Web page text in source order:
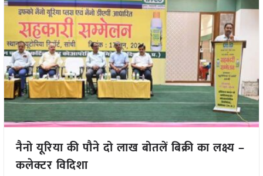
नैनो यूरिया की पौने दो लाख बोतलें बिक्री का लक्ष्य –
कलेक्टर विदिशा